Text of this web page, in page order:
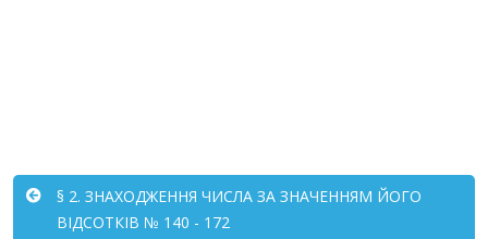
§ 2. ЗНАХОДЖЕННЯ ЧИСЛА ЗА ЗНАЧЕННЯМ ЙОГО
ВІДСОТКІВ № 140 - 172